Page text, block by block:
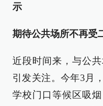
示
期待公共场所不再受
近段时间来，与公
引发关注。今年3月
学校门口等候区吸